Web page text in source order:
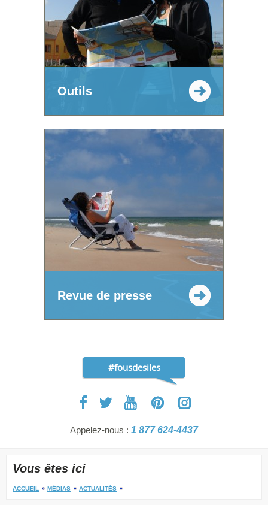
Outils
Revue de presse
#fousdesiles
Appelez-nous : 1 877 624-4437
Vous êtes ici
ACCUEIL MÉDIAS ACTUALITÉS